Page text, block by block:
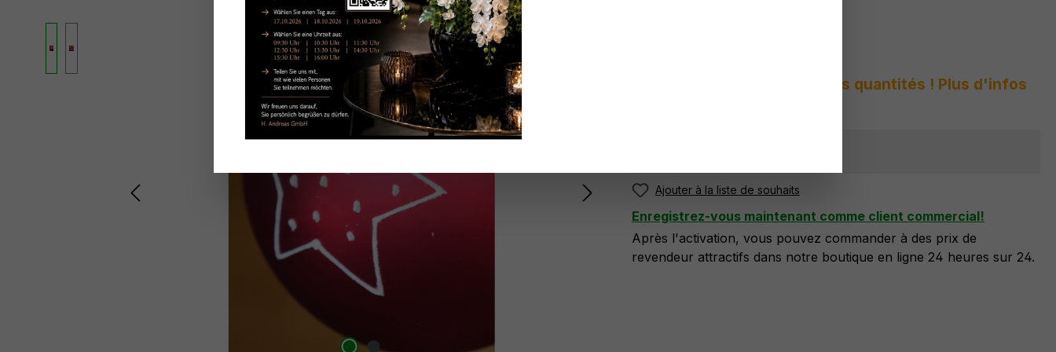
N'ayez pas peur des grandes quantités ! Plus d'infos
Ajouter à la liste de souhaits
Enregistrez-vous maintenant comme client commercial!
Après l'activation, vous pouvez commander à des prix de
revendeur attractifs dans notre boutique en ligne 24 heures sur 24.